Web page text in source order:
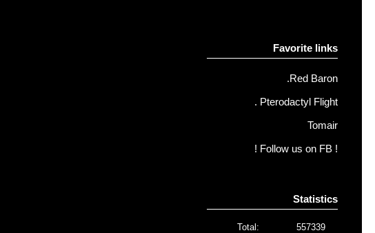
Favorite links
.Red Baron
. Pterodactyl Flight
Tomair
! Follow us on FB !
Statistics
Total:
557339